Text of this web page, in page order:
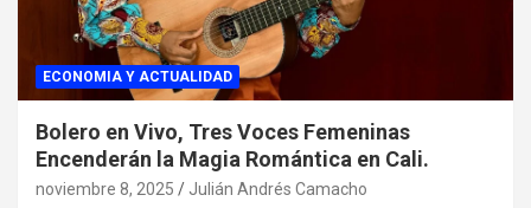
ECONOMIA Y ACTUALIDAD
Bolero en Vivo, Tres Voces Femeninas
Encenderán la Magia Romántica en Cali.
noviembre 8, 2025 Julián Andrés Camacho